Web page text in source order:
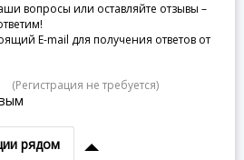
вопросы или оставляйте отзывы –
E-mail для получения ответов от
(Регистрация не требуется)
рядом